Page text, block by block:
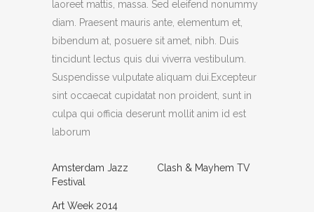
laoreet mattis, massa. Sed eleifend nonummy
diam. Praesent mauris ante, elementum et,
bibendum at, posuere sit amet, nibh. Duis
tincidunt lectus quis dui viverra vestibulum.
Suspendisse vulputate aliquam dui.Excepteur
sint occaecat cupidatat non proident, sunt in
culpa qui officia deserunt mollit anim id est
laborum
Amsterdam Jazz
Festival
Clash & Mayhem TV
Art Week 2014